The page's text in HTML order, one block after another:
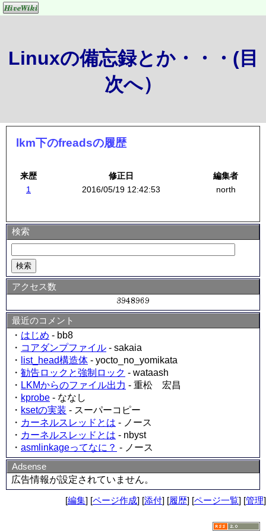
Linuxの備忘録とか・・・(目
次へ）
lkm下のfreadsの履歴
来歴 修正日
編集者
1
2016/05/19 12:42:53 north
検索
アクセス数
最近のコメント
・ はじめ - bb8
・ コアダンプファイル - sakaia
・
list_head構造体 - yocto_no_yomikata
・ 勧告ロックと強制ロック - wataash
・ LKMからのファイル出力 - 重松 宏昌
・ kprobe - ななし
・ ksetの実装 - スーパーコピー
・ カーネルスレッドとは - ノース
・ カーネルスレッドとは - nbyst
・ asmlinkageってなに？ - ノース
Adsense
広告情報が設定されていません。
[編集] [ページ作成] [添付] [履歴] [ページ一覧] [管理]